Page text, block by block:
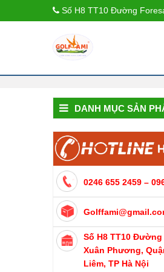
Số H8 TT10 Đường
DANH MỤC SẢN
0246 655 2459 –
Số H8 TT10
Xuân Phương,
Liêm, TP Hà Nội